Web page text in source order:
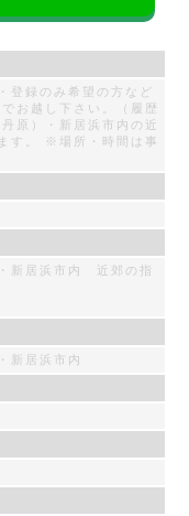
登録のみ希望の方など
お越し下さい。（履歴
原）・新居浜市内の近
す。 ※場所・時間は事
新居浜市内 近郊の指
新居浜市内